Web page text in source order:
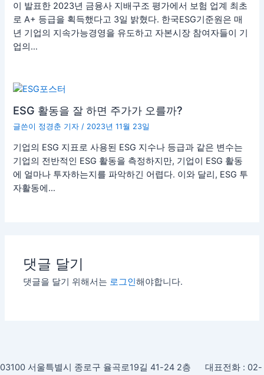
이 발표한 2023년 금융사 지배구조 평가에서 보험 업계 최초
로 A+ 등급을 획득했다고 3일 밝혔다. 한국ESG기준원은 매
년 기업의 지속가능경영을 유도하고 자본시장 참여자들이 기
업의…
ESG 활동을 잘 하면 주가가 오를까?
글쓴이 정경춘 기자 / 2023년 11월 23일
기업의 ESG 지표로 사용된 ESG 지수나 등급과 같은 변수는
기업의 전반적인 ESG 활동을 측정하지만, 기업이 ESG 활동
에 얼마나 투자하는지를 파악하긴 어렵다. 이와 달리, ESG 투
자활동에…
댓글 달기
댓글을 달기 위해서는 로그인해야합니다.
03100 서울특별시 종로구 율곡로19길 41-24 2층 대표전화 : 02-